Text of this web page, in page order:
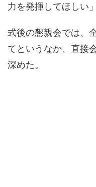
力を発揮してほしい
式後の懇親会では、
てというなか、直接
深めた。